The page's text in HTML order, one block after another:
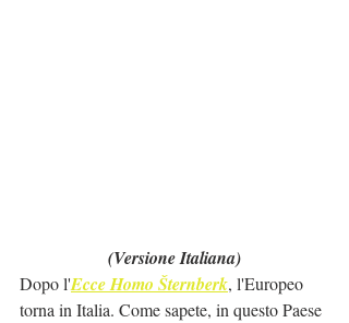
(Versione Italiana)
Dopo l'Ecce Homo Šternberk, l'Europeo
torna in Italia. Come sapete, in questo Paese